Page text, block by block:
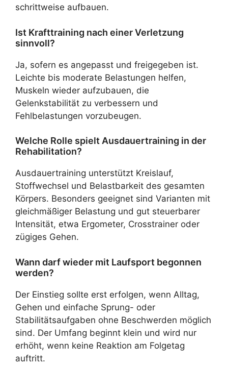
schrittweise aufbauen.
Ist Krafttraining nach einer Verletzung
sinnvoll?
Ja, sofern es angepasst und freigegeben ist.
Leichte bis moderate Belastungen helfen,
Muskeln wieder aufzubauen, die
Gelenkstabilität zu verbessern und
Fehlbelastungen vorzubeugen.
Welche Rolle spielt Ausdauertraining in der
Rehabilitation?
Ausdauertraining unterstützt Kreislauf,
Stoffwechsel und Belastbarkeit des gesamten
Körpers. Besonders geeignet sind Varianten mit
gleichmäßiger Belastung und gut steuerbarer
Intensität, etwa Ergometer, Crosstrainer oder
zügiges Gehen.
Wann darf wieder mit Laufsport begonnen
werden?
Der Einstieg sollte erst erfolgen, wenn Alltag,
Gehen und einfache Sprung- oder
Stabilitätsaufgaben ohne Beschwerden möglich
sind. Der Umfang beginnt klein und wird nur
erhöht, wenn keine Reaktion am Folgetag
auftritt.